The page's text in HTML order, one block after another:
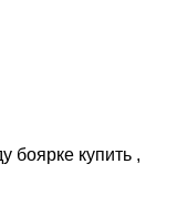
боярке купить ,